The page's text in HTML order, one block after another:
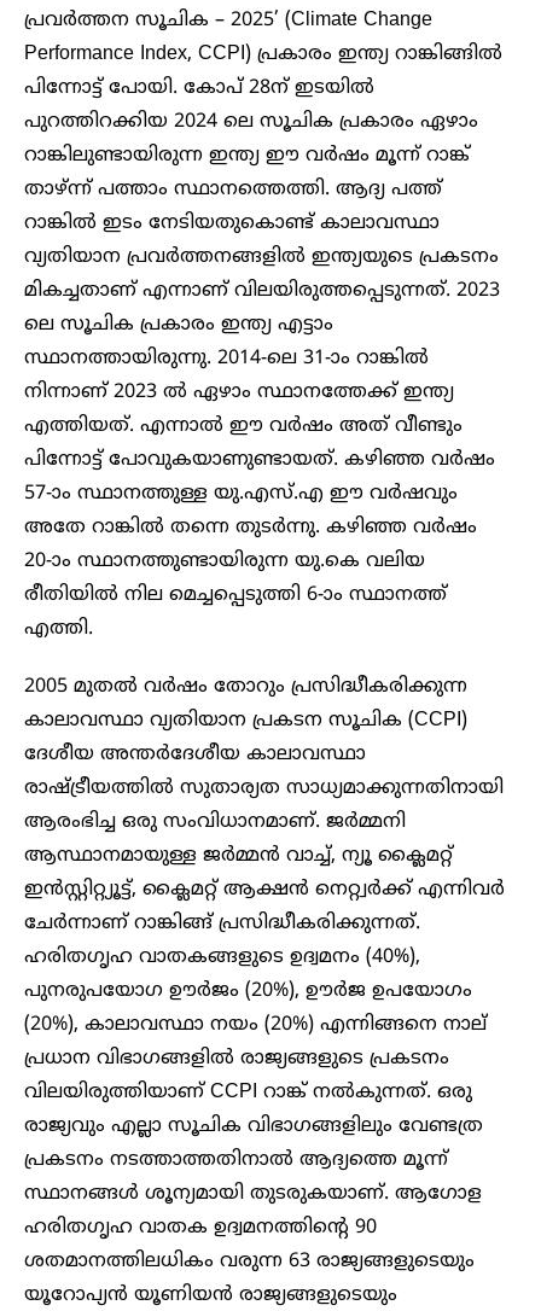
പ്രവര്‍ത്തന സൂചിക – 2025’ (Climate Change
Performance Index, CCPI) പ്രകാരം ഇന്ത്യ റാങ്കിങ്ങിൽ
പിന്നോട്ട് പോയി. കോപ് 28ന് ഇടയിൽ
പുറത്തിറക്കിയ 2024 ലെ സൂചിക പ്രകാരം ഏഴാം
റാങ്കിലുണ്ടായിരുന്ന ഇന്ത്യ ഈ വർഷം മൂന്ന് റാങ്ക്
താഴ്ന്ന് പത്താം സ്ഥാനത്തെത്തി. ആദ്യ പത്ത്
റാങ്കിൽ ഇടം നേടിയതുകൊണ്ട് കാലാവസ്ഥാ
വ്യതിയാന പ്രവര്‍ത്തനങ്ങളില്‍ ഇന്ത്യയുടെ പ്രകടനം
മികച്ചതാണ് എന്നാണ് വിലയിരുത്തപ്പെടുന്നത്. 2023
ലെ സൂചിക പ്രകാരം ഇന്ത്യ എട്ടാം
സ്ഥാനത്തായിരുന്നു. 2014-ലെ 31-ാം റാങ്കില്‍
നിന്നാണ് 2023 ൽ ഏഴാം സ്ഥാനത്തേക്ക് ഇന്ത്യ
എത്തിയത്. എന്നാൽ ഈ വർഷം അത് വീണ്ടും
പിന്നോട്ട് പോവുകയാണുണ്ടായത്. കഴിഞ്ഞ വർഷം
57-ാം സ്ഥാനത്തുള്ള യു.എസ്.എ ഈ വർഷവും
അതേ റാങ്കിൽ തന്നെ തുടർന്നു. കഴിഞ്ഞ വർഷം
20-ാം സ്ഥാനത്തുണ്ടായിരുന്ന യു.കെ വലിയ
രീതിയിൽ നില മെച്ചപ്പെടുത്തി 6-ാം സ്ഥാനത്ത്
എത്തി.
2005 മുതല്‍ വര്‍ഷം തോറും പ്രസിദ്ധീകരിക്കുന്ന
കാലാവസ്ഥാ വ്യതിയാന പ്രകടന സൂചിക (CCPI)
ദേശീയ അന്തര്‍ദേശീയ കാലാവസ്ഥാ
രാഷ്ട്രീയത്തില്‍ സുതാര്യത സാധ്യമാക്കുന്നതിനായി
ആരംഭിച്ച ഒരു സംവിധാനമാണ്. ജര്‍മ്മനി
ആസ്ഥാനമായുള്ള ജര്‍മ്മന്‍ വാച്ച്, ന്യൂ ക്ലൈമറ്റ്
ഇന്‍സ്റ്റിറ്റ്യൂട്ട്, ക്ലൈമറ്റ് ആക്ഷന്‍ നെറ്റ്വര്‍ക്ക് എന്നിവര്‍
ചേര്‍ന്നാണ് റാങ്കിങ്ങ് പ്രസിദ്ധീകരിക്കുന്നത്.
ഹരിതഗൃഹ വാതകങ്ങളുടെ ഉദ്വമനം (40%),
പുനരുപയോഗ ഊര്‍ജം (20%), ഊര്‍ജ ഉപയോഗം
(20%), കാലാവസ്ഥാ നയം (20%) എന്നിങ്ങനെ നാല്
പ്രധാന വിഭാഗങ്ങളില്‍ രാജ്യങ്ങളുടെ പ്രകടനം
വിലയിരുത്തിയാണ് CCPI റാങ്ക് നൽകുന്നത്. ഒരു
രാജ്യവും എല്ലാ സൂചിക വിഭാഗങ്ങളിലും വേണ്ടത്ര
പ്രകടനം നടത്താത്തതിനാൽ ആദ്യത്തെ മൂന്ന്
സ്ഥാനങ്ങള്‍ ശൂന്യമായി തുടരുകയാണ്. ആഗോള
ഹരിതഗൃഹ വാതക ഉദ്വമനത്തിൻ്റെ 90
ശതമാനത്തിലധികം വരുന്ന 63 രാജ്യങ്ങളുടെയും
യൂറോപ്യൻ യൂണിയൻ രാജ്യങ്ങളുടെയും